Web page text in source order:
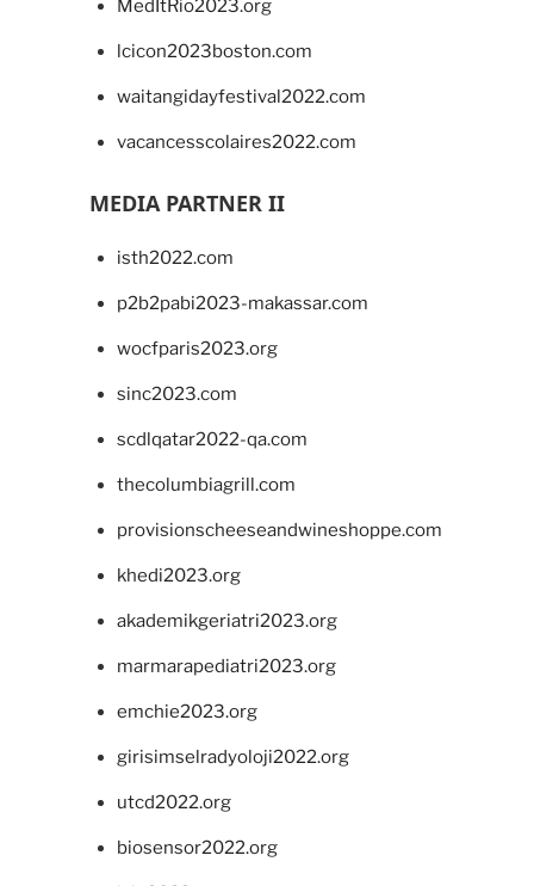
MedItRio2023.org
lcicon2023boston.com
waitangidayfestival2022.com
vacancesscolaires2022.com
MEDIA PARTNER II
isth2022.com
p2b2pabi2023-makassar.com
wocfparis2023.org
sinc2023.com
scdlqatar2022-qa.com
thecolumbiagrill.com
provisionscheeseandwineshoppe.com
khedi2023.org
akademikgeriatri2023.org
marmarapediatri2023.org
emchie2023.org
girisimselradyoloji2022.org
utcd2022.org
biosensor2022.org